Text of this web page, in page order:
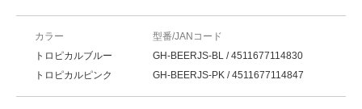
カラー
型番/JANコード
トロピカルブルー
GH-BEERJS-BL / 4511677114830
トロピカルピンク
GH-BEERJS-PK / 4511677114847